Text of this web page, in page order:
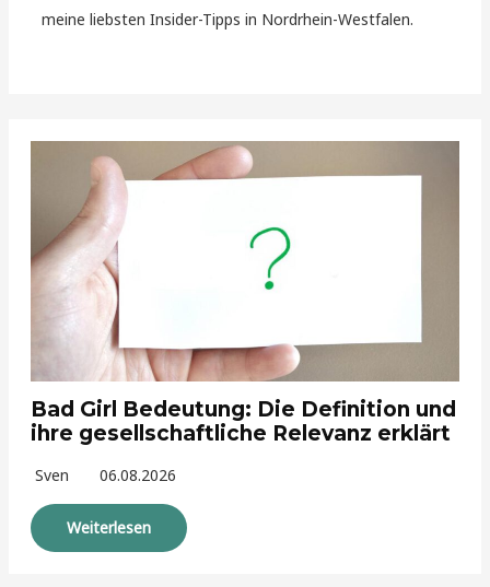
meine liebsten Insider-Tipps in Nordrhein-Westfalen.
Bad Girl Bedeutung: Die Definition und
ihre gesellschaftliche Relevanz erklärt
Sven 06.08.2026
Weiterlesen